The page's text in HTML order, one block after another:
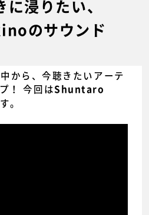
に浸りたい、
のサウンド
から、今聴きたいアーテ
！ 今回はShuntaro
。